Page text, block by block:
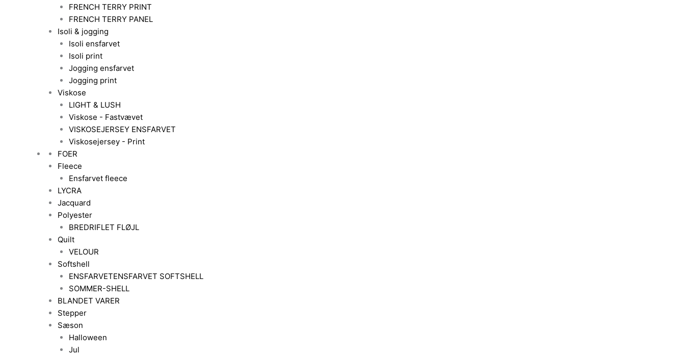
FRENCH TERRY PRINT
FRENCH TERRY PANEL
Isoli & jogging
Isoli ensfarvet
Isoli print
Jogging ensfarvet
Jogging print
Viskose
LIGHT & LUSH
Viskose - Fastvævet
VISKOSEJERSEY ENSFARVET
Viskosejersey - Print
FOER
Fleece
Ensfarvet fleece
LYCRA
Jacquard
Polyester
BREDRIFLET FLØJL
Quilt
VELOUR
Softshell
ENSFARVETENSFARVET SOFTSHELL
SOMMER-SHELL
BLANDET VARER
Stepper
Sæson
Halloween
Jul